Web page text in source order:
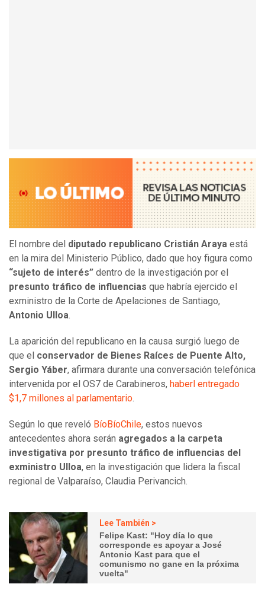
El nombre del diputado republicano Cristián Araya está
en la mira del Ministerio Público, dado que hoy figura como
“sujeto de interés” dentro de la investigación por el
presunto tráfico de influencias que habría ejercido el
exministro de la Corte de Apelaciones de Santiago,
Antonio Ulloa.
La aparición del republicano en la causa surgió luego de
que el conservador de Bienes Raíces de Puente Alto,
Sergio Yáber, afirmara durante una conversación telefónica
intervenida por el OS7 de Carabineros, haberl entregado
$1,7 millones al parlamentario.
Según lo que reveló BíoBíoChile, estos nuevos
antecedentes ahora serán agregados a la carpeta
investigativa por presunto tráfico de influencias del
exministro Ulloa, en la investigación que lidera la fiscal
regional de Valparaíso, Claudia Perivancich.
Lee También >
Felipe Kast: "Hoy día lo que
corresponde es apoyar a José
Antonio Kast para que el
comunismo no gane en la próxima
vuelta"